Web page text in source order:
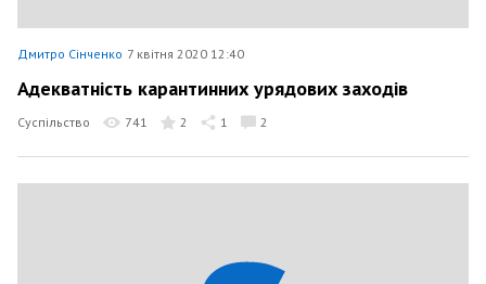
Дмитро Сінченко 7 квітня 2020 12:40
Адекватність карантинних урядових заходів
Суспільство 741 2 1 2